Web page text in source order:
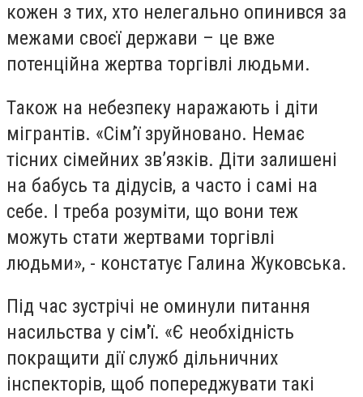
кожен з тих, хто нелегально опинився за
межами своєї держави – це вже
потенційна жертва торгівлі людьми.
Також на небезпеку наражають і діти
мігрантів. «Сім’ї зруйновано. Немає
тісних сімейних зв’язків. Діти залишені
на бабусь та дідусів, а часто і самі на
себе. І треба розуміти, що вони теж
можуть стати жертвами торгівлі
людьми», - констатує Галина Жуковська.
Під час зустрічі не оминули питання
насильства у сім'ї. «Є необхідність
покращити дії служб дільничних
інспекторів, щоб попереджувати такі